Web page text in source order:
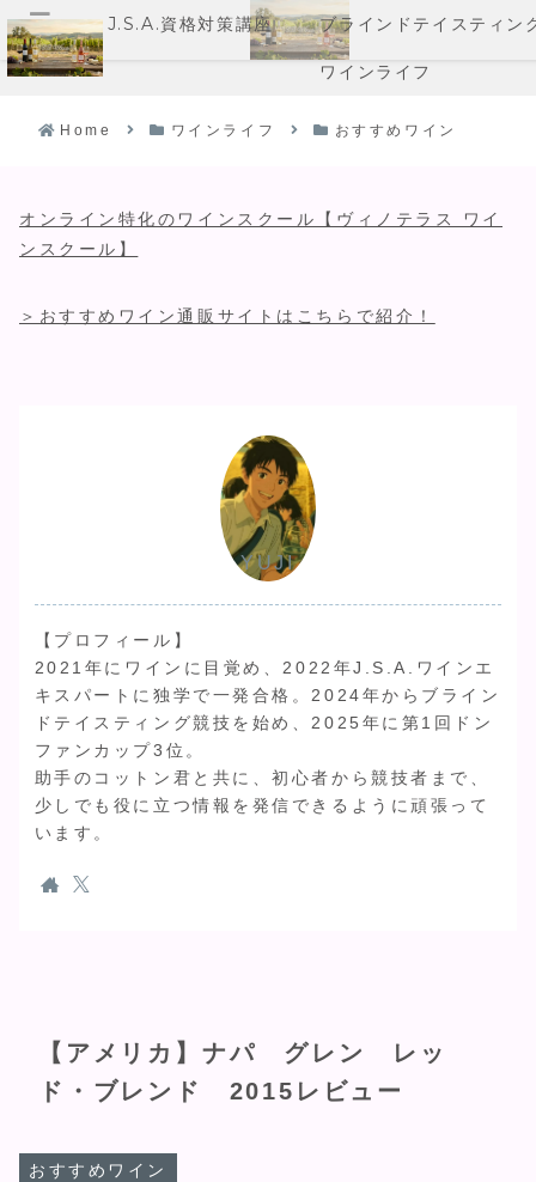
J.S.A.資格対策講座 ブラインドテイスティン
ワインライフ
Home ワインライフ おすすめワイン
【アメリカ】ナパ グレン レッ
ド・ブレンド 2015レビュー
オンライン特化のワインスクール【ヴィノテラス ワイ
ンスクール】
おすすめワイン
＞おすすめワイン通販サイトはこちらで紹介！
YUJI
【プロフィール】
2021年にワインに目覚め、2022年J.S.A.ワインエ
キスパートに独学で一発合格。2024年からブライン
ドテイスティング競技を始め、2025年に第1回ドン
ファンカップ3位。
助手のコットン君と共に、初心者から競技者まで、
少しでも役に立つ情報を発信できるように頑張って
います。
メニュー